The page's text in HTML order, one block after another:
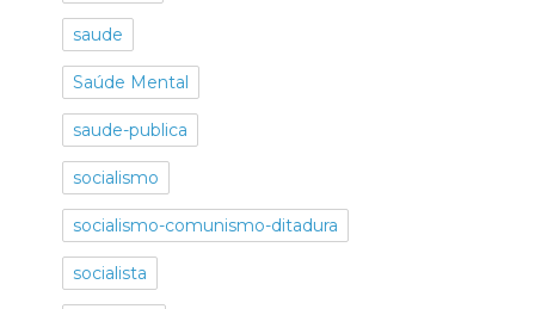
saude
Saúde Mental
saude-publica
socialismo
socialismo-comunismo-ditadura
socialista